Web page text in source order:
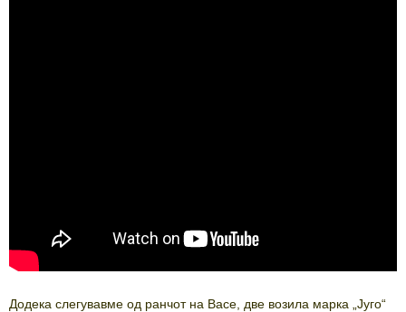
Додека слегувавме од ранчот на Васе, две возила марка „Југо“